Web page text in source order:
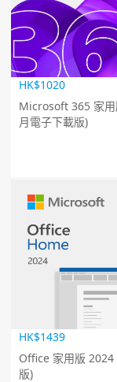
HK$1020
Microsoft 365 家用
月電子下載版)
HK$1439
Office 家用版 2024
版)